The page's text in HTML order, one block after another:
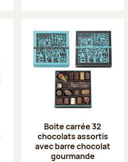
Boite carrée 32
chocolats assortis
avec barre chocolat
gourmande